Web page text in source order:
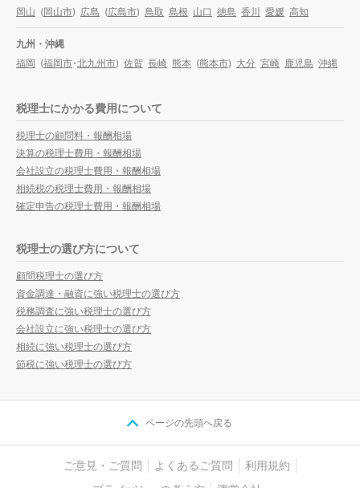
岡山 (岡山市) 広島 (広島市) 鳥取 島根 山口 徳島 香川 愛媛 高知
九州・沖縄
福岡 (福岡市・北九州市) 佐賀 長崎 熊本 (熊本市) 大分 宮崎 鹿児島 沖縄
税理士にかかる費用について
税理士の顧問料・報酬相場
決算の税理士費用・報酬相場
会社設立の税理士費用・報酬相場
相続税の税理士費用・報酬相場
確定申告の税理士費用・報酬相場
税理士の選び方について
顧問税理士の選び方
資金調達・融資に強い税理士の選び方
税務調査に強い税理士の選び方
会社設立に強い税理士の選び方
相続に強い税理士の選び方
節税に強い税理士の選び方
ページの先頭へ戻る
ご意見・ご質問 よくあるご質問
利用規約